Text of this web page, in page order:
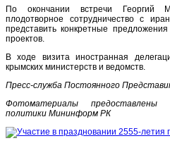
По окончании встречи Георгий
плодотворное сотрудничество с
представить конкретные
проектов.
В ходе визита иностранная
крымских министерств и ведомств.
Пресс-служба Постоянного
Фотоматериалы предоставлены
политики Мининформ РК